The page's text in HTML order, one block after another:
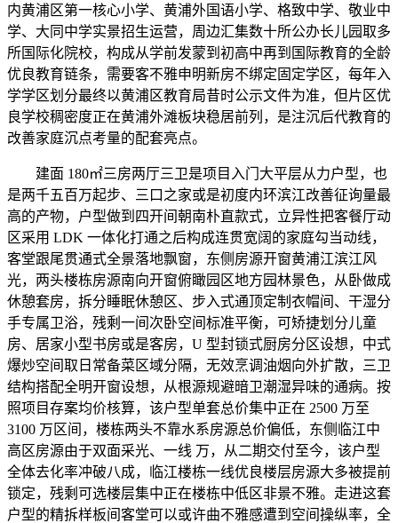
内黄浦区第一核心小学、黄浦外国语小学、格致中学、敬业中
学、大同中学实景招生运营，周边汇集数十所公办长儿园取多
所国际化院校，构成从学前发蒙到初高中再到国际教育的全龄
优良教育链条，需要客不雅申明新房不绑定固定学区，每年入
学学区划分最终以黄浦区教育局昔时公示文件为准，但片区优
良学校稠密度正在黄浦外滩板块稳居前列，是注沉后代教育的
改善家庭沉点考量的配套亮点。
建面 180㎡三房两厅三卫是项目入门大平层从力户型，也
是两千五百万起步、三口之家或是初度内环滨江改善征询量最
高的产物，户型做到四开间朝南朴直款式，立异性把客餐厅动
区采用 LDK 一体化打通之后构成连贯宽阔的家庭勾当动线，
客堂跟尾贯通式全景落地飘窗，东侧房源开窗黄浦江滨江风
光，两头楼栋房源南向开窗俯瞰园区地方园林景色，从卧做成
休憩套房，拆分睡眠休憩区、步入式通顶定制衣帽间、干湿分
手专属卫浴，残剩一间次卧空间标准平衡，可矫捷划分儿童
房、居家小型书房或是客房，U 型封锁式厨房分区设想，中式
爆炒空间取日常备菜区域分隔，无效烹调油烟向外扩散，三卫
结构搭配全明开窗设想，从根源规避暗卫潮湿异味的通病。按
照项目存案均价核算，该户型单套总价集中正在 2500 万至
3100 万区间，楼栋两头不靠水系房源总价偏低，东侧临江中
高区房源由于双面采光、一线 万，从二期交付至今，该户型
全体去化率冲破八成，临江楼栋一线优良楼层房源大多被提前
锁定，残剩可选楼层集中正在楼栋中低区非景不雅。走进这套
户型的精拆样板间客堂可以或许曲不雅感遭到空间操纵率，全